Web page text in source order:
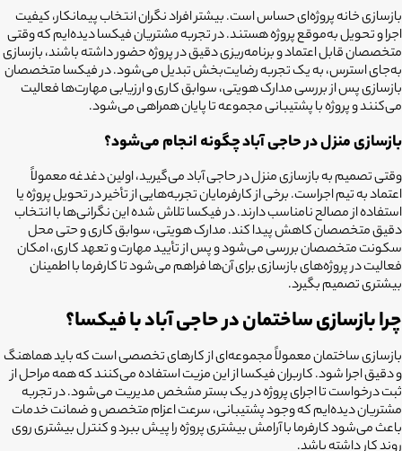
بازسازی خانه پروژه‌ای حساس است. بیشتر افراد نگران انتخاب پیمانکار، کیفیت
اجرا و تحویل به‌موقع پروژه هستند. در تجربه مشتریان فیکسا دیده‌ایم که وقتی
متخصصان قابل اعتماد و برنامه‌ریزی دقیق در پروژه حضور داشته باشند، بازسازی
به‌جای استرس، به یک تجربه رضایت‌بخش تبدیل می‌شود. در فیکسا متخصصان
بازسازی پس از بررسی مدارک هویتی، سوابق کاری و ارزیابی مهارت‌ها فعالیت
می‌کنند و پروژه با پشتیبانی مجموعه تا پایان همراهی می‌شود.
بازسازی منزل در حاجی آباد چگونه انجام می‌شود؟
وقتی تصمیم به بازسازی منزل در حاجی آباد می‌گیرید، اولین دغدغه معمولاً
اعتماد به تیم اجراست. برخی از کارفرمایان تجربه‌هایی از تأخیر در تحویل پروژه یا
استفاده از مصالح نامناسب دارند. در فیکسا تلاش شده این نگرانی‌ها با انتخاب
دقیق متخصصان کاهش پیدا کند. مدارک هویتی، سوابق کاری و حتی محل
سکونت متخصصان بررسی می‌شود و پس از تأیید مهارت و تعهد کاری، امکان
فعالیت در پروژه‌های بازسازی برای آن‌ها فراهم می‌شود تا کارفرما با اطمینان
بیشتری تصمیم بگیرد.
چرا بازسازی ساختمان در حاجی آباد با فیکسا؟
بازسازی ساختمان معمولاً مجموعه‌ای از کارهای تخصصی است که باید هماهنگ
و دقیق اجرا شود. کاربران فیکسا از این مزیت استفاده می‌کنند که همه مراحل از
ثبت درخواست تا اجرای پروژه در یک بستر مشخص مدیریت می‌شود. در تجربه
مشتریان دیده‌ایم که وجود پشتیبانی، سرعت اعزام متخصص و ضمانت خدمات
باعث می‌شود کارفرما با آرامش بیشتری پروژه را پیش ببرد و کنترل بیشتری روی